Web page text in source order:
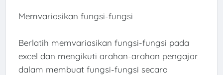
Memvariasikan fungsi-fungsi
Berlatih memvariasikan fungsi-fungsi pada
excel dan mengikuti arahan-arahan pengajar
dalam membuat fungsi-fungsi secara